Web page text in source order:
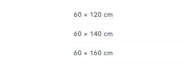
60 × 120 cm
60 × 140 cm
60 × 160 cm